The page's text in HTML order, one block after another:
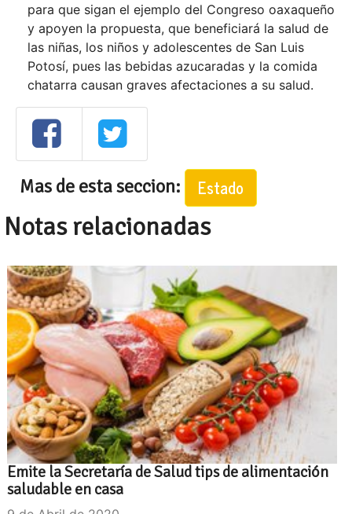
para que sigan el ejemplo del Congreso oaxaqueño
y apoyen la propuesta, que beneficiará la salud de
las niñas, los niños y adolescentes de San Luis
Potosí, pues las bebidas azucaradas y la comida
chatarra causan graves afectaciones a su salud.
Mas de esta seccion: Estado
Notas relacionadas
Emite la Secretaría de Salud tips de alimentación
saludable en casa